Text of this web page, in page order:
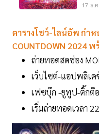
17 ธ.
ตารางโชว์-ไลน์อัพ กำห
COUNTDOWN 2024
ถ่ายทอดสดช่อง
เว็บไซต์-แอปพลิเ
เฟซบุ๊ก -ยูทูป-ติ๊กต๊
เริ่มถ่ายทอดเวลา